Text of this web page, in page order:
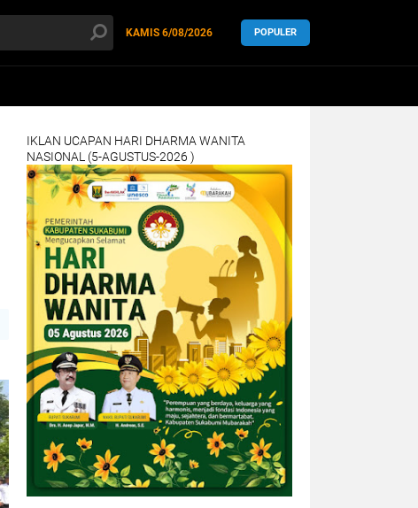
KAMIS 6/08/2026 POPULER
IKLAN UCAPAN HARI DHARMA WANITA
NASIONAL (5-AGUSTUS-2026 )